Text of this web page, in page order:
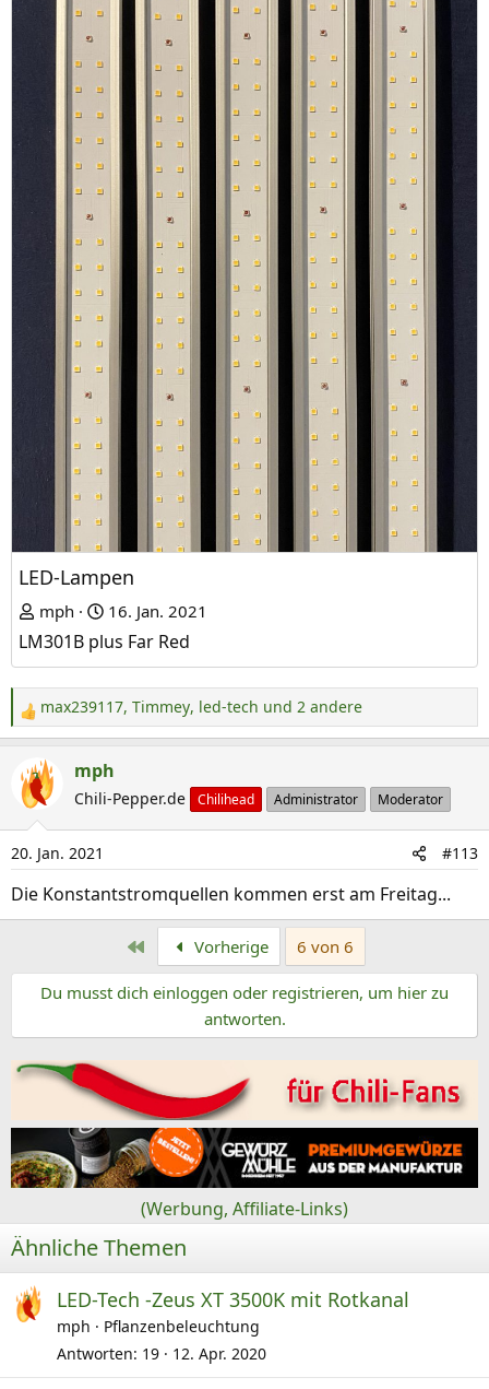
LED-Lampen
mph 16. Jan. 2021
LM301B plus Far Red
R
e
a
k
i
o
n
max239117, Timmey, led-tech und 2 andere
mph
Chili-Pepper.de Chilihead Administrator Moderator
20. Jan. 2021 #113
Die Konstantstromquellen kommen erst am Freitag...
Erste Vorherige 6 von 6
Du musst dich einloggen oder registrieren, um hier zu
antworten.
(Werbung, Affiliate-Links)
Ähnliche Themen
LED-Tech -Zeus XT 3500K mit Rotkanal
mph
Pflanzenbeleuchtung
Antworten 19 12. Apr. 2020